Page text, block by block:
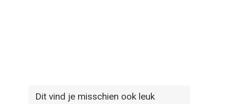
Dit vind je misschien ook leuk